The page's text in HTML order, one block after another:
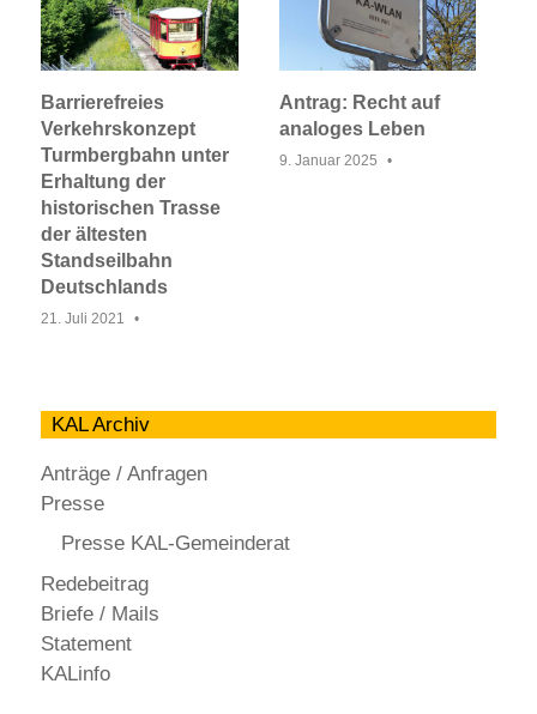
Barrierefreies
Verkehrskonzept
Turmbergbahn unter
Erhaltung der
historischen Trasse
der ältesten
Standseilbahn
Deutschlands
21. Juli 2021
Antrag: Recht auf
analoges Leben
9. Januar 2025
KAL Archiv
Anträge / Anfragen
Presse
Presse KAL-Gemeinderat
Redebeitrag
Briefe / Mails
Statement
KALinfo